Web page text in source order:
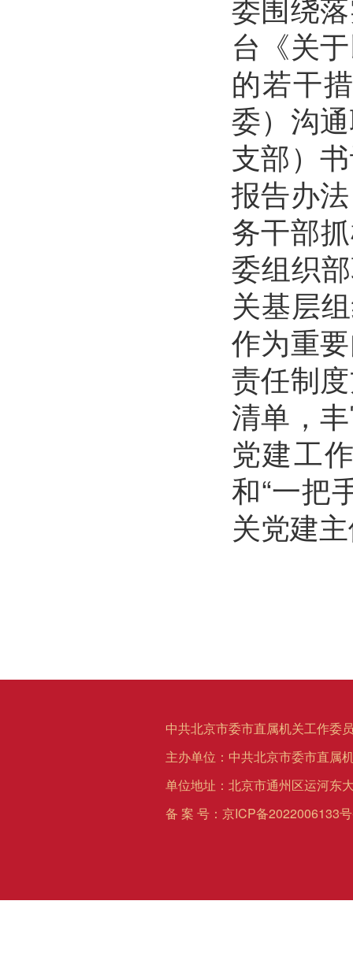
台《关
的若干
委）沟
支部）
报告办
务干部
委组织
关基层
作为重
责任制
清单，
党建工
和“一把
关党建
中共北京市委市直属机关工作委
主办单位：中共北京市委市直属
单位地址：北京市通州区运河东
备 案 号： 京ICP备2022006133